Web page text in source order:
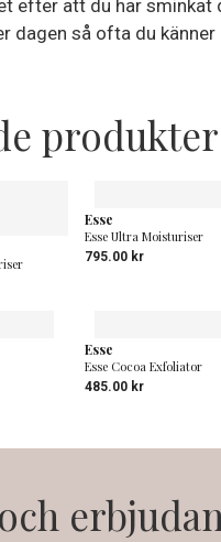
efter att du har sminkat
dagen så ofta du känner
produkter
Esse
Esse Ultra Moisturiser
795.00 kr
Esse
Esse Cocoa Exfoliator
485.00 kr